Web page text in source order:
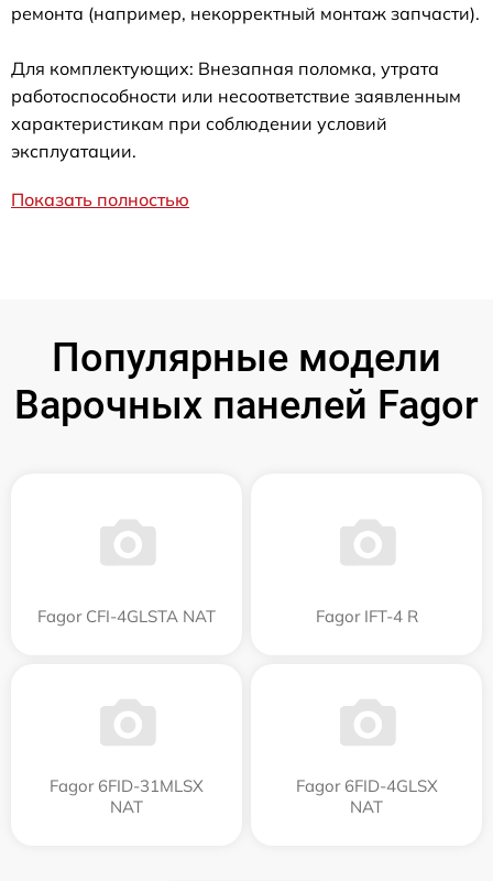
ремонта (например, некорректный монтаж запчасти).
Для комплектующих: Внезапная поломка, утрата
работоспособности или несоответствие заявленным
характеристикам при соблюдении условий
эксплуатации.
Показать полностью
Популярные модели
Варочных панелей Fagor
Fagor CFI-4GLSTA NAT Fagor IFT-4 R
Fagor 6FID-31MLSX
NAT
Fagor 6FID-4GLSX
NAT